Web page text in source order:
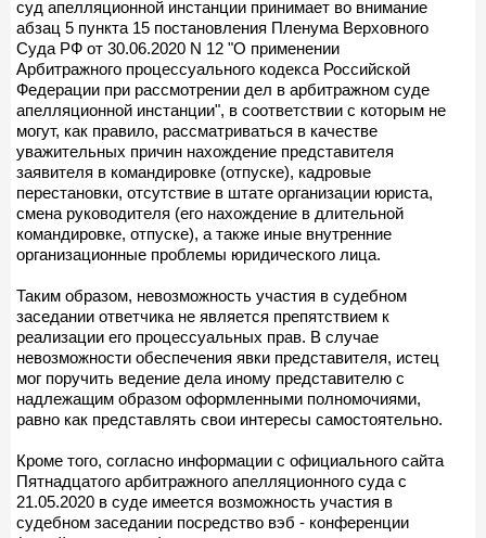
суд апелляционной инстанции принимает во внимание
абзац 5 пункта 15 постановления Пленума Верховного
Суда РФ от 30.06.2020 N 12 "О применении
Арбитражного процессуального кодекса Российской
Федерации при рассмотрении дел в арбитражном суде
апелляционной инстанции", в соответствии с которым не
могут, как правило, рассматриваться в качестве
уважительных причин нахождение представителя
заявителя в командировке (отпуске), кадровые
перестановки, отсутствие в штате организации юриста,
смена руководителя (его нахождение в длительной
командировке, отпуске), а также иные внутренние
организационные проблемы юридического лица.
Таким образом, невозможность участия в судебном
заседании ответчика не является препятствием к
реализации его процессуальных прав. В случае
невозможности обеспечения явки представителя, истец
мог поручить ведение дела иному представителю с
надлежащим образом оформленными полномочиями,
равно как представлять свои интересы самостоятельно.
Кроме того, согласно информации с официального сайта
Пятнадцатого арбитражного апелляционного суда с
21.05.2020 в суде имеется возможность участия в
судебном заседании посредство вэб - конференции